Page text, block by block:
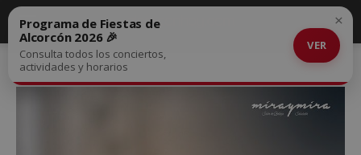
Programa de Fiestas de
Alcorcón 2026 🎉
Consulta todos los conciertos,
actividades y horarios
VER
×